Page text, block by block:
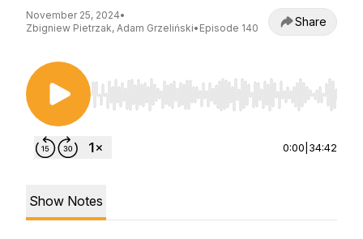
November 25, 2024•
Zbigniew Pietrzak, Adam Grzeliński• Episode 140 Share
Use Left/Right to seek, Home/End to jump to
0:00 34:42
Show Notes